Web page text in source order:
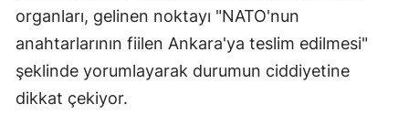
organları, gelinen noktayı "NATO'nun
anahtarlarının fiilen Ankara'ya teslim edilmesi"
şeklinde yorumlayarak durumun ciddiyetine
dikkat çekiyor.